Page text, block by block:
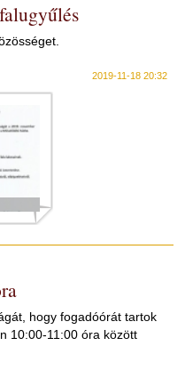
2019-11-18 20:32
hogy fogadóórát tartok
10:00-11:00 óra között